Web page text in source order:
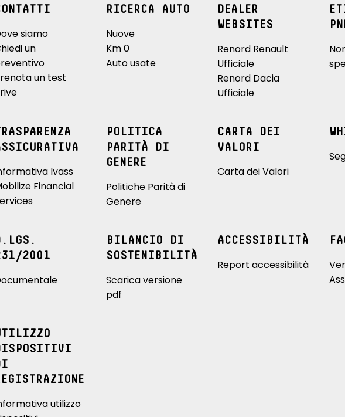
siamo
un
un test
RICERCA AUTO
Nuove
Km 0
Auto usate
DEALER
WEBSITES
Renord Renault
Ufficiale
Renord Dacia
Ufficiale
Ivass
Financial
POLITICA
PARITÀ DI
GENERE
Politiche Parità di
Genere
CARTA DEI
VALORI
Carta dei Valori
2001
BILANCIO DI
SOSTENIBILITÀ
Scarica versione
pdf
ACCESSIBILITÀ
Report accessibilità
utilizzo